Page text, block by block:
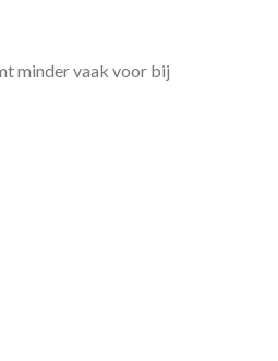
minder vaak voor bij